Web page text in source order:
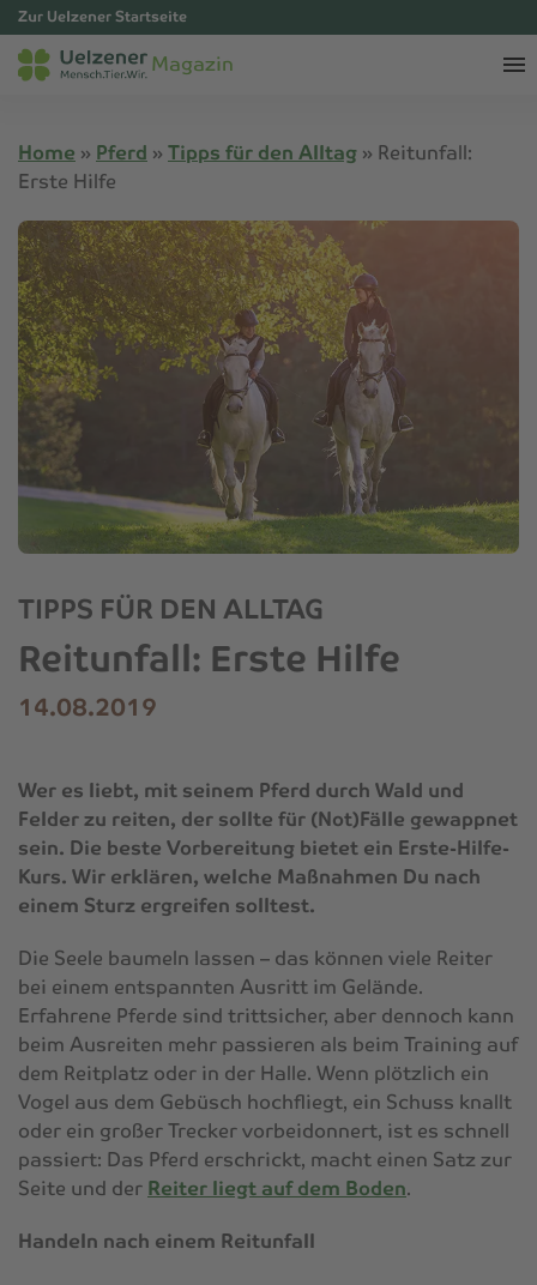
Zur Uelzener Startseite
Magazin
Home » Pferd » Tipps für den Alltag » Reitunfall:
Erste Hilfe
TIPPS FÜR DEN ALLTAG
Reitunfall: Erste Hilfe
14.08.2019
Wer es liebt, mit seinem Pferd durch Wald und
Felder zu reiten, der sollte für (Not)Fälle gewappnet
sein. Die beste Vorbereitung bietet ein Erste-Hilfe-
Kurs. Wir erklären, welche Maßnahmen Du nach
einem Sturz ergreifen solltest.
Die Seele baumeln lassen – das können viele Reiter
bei einem entspannten Ausritt im Gelände.
Erfahrene Pferde sind trittsicher, aber dennoch kann
beim Ausreiten mehr passieren als beim Training auf
dem Reitplatz oder in der Halle. Wenn plötzlich ein
Vogel aus dem Gebüsch hochfliegt, ein Schuss knallt
oder ein großer Trecker vorbeidonnert, ist es schnell
passiert: Das Pferd erschrickt, macht einen Satz zur
Seite und der Reiter liegt auf dem Boden.
Handeln nach einem Reitunfall